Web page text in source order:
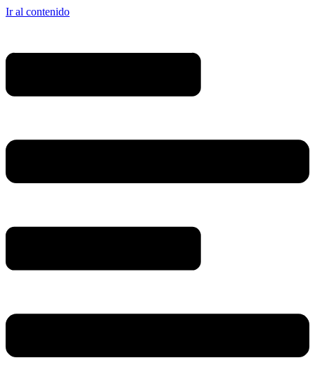
Ir al contenido